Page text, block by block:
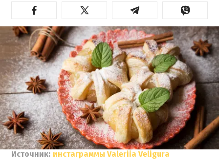
Источник: инстаграммы Valeriia Veligura